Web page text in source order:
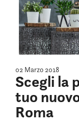
02 Marzo 2018
Scegli la
tuo
Roma